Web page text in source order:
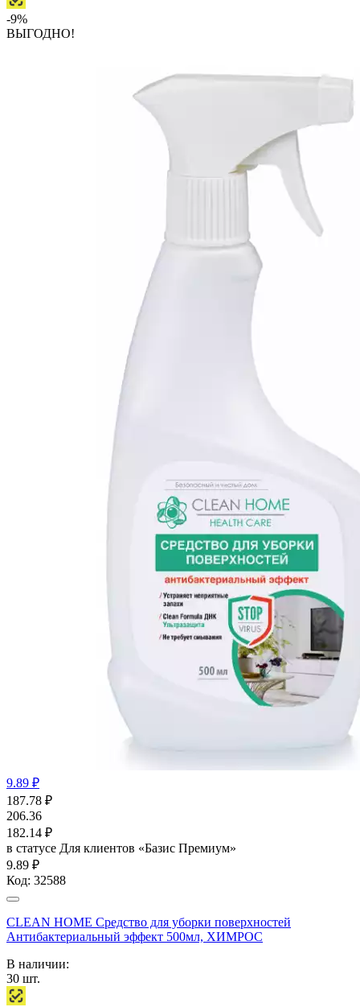
-9%
ВЫГОДНО!
9.89 ₽
187.78 ₽
206.36
182.14 ₽
в статусе Для клиентов «Базис Премиум»
9.89 ₽
Код: 32588
CLEAN HOME Средство для уборки поверхностей
Антибактериальный эффект 500мл, ХИМРОС
В наличии:
30 шт.